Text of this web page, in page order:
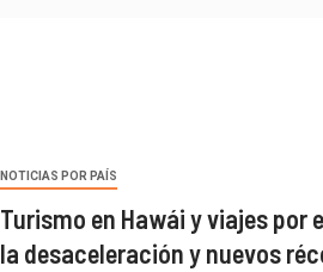
NOTICIAS POR PAÍS
Turismo en Hawái y viajes por
la desaceleración y nuevos